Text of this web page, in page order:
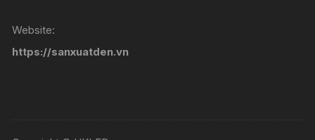
Website:
https://sanxuatden.vn